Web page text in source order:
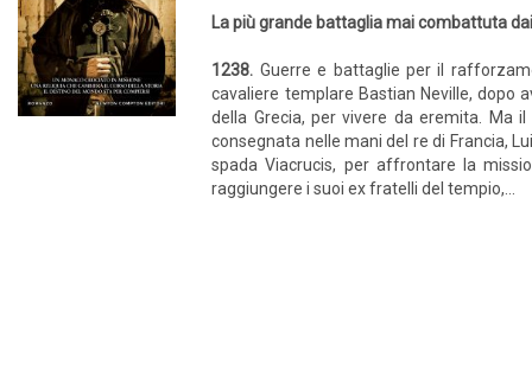
La più grande battaglia mai combattuta
1238. Guerre e battaglie per il
cavaliere templare Bastian Neville, dopo
della Grecia, per vivere da eremita. Ma
consegnata nelle mani del re di Francia,
spada Viacrucis, per affrontare la
raggiungere i suoi ex fratelli del tempio,...